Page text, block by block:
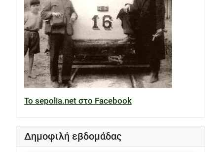
Το sepolia.net στο Facebook
Δημοφιλή εβδομάδας